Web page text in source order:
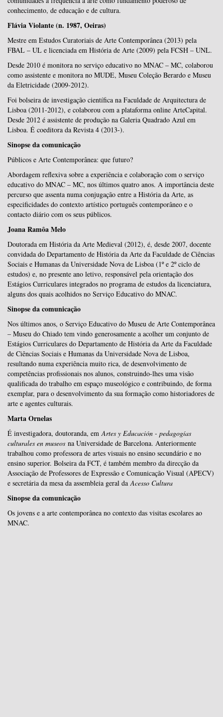
conhecimento, de educação e de cultura.
Flávia Violante (n. 1987, Oeiras)
Mestre em Estudos Curatoriais de Arte Contemporânea (2013) pela
FBAL – UL e licenciada em História de Arte (2009) pela FCSH – UNL.
Desde 2010 é monitora no serviço educativo no MNAC – MC, colaborou
como assistente e monitora no MUDE, Museu Coleção Berardo e Museu
da Eletricidade (2009-2012).
Foi bolseira de investigação científica na Faculdade de Arquitectura de
Lisboa (2011-2012), e colaborou com a plataforma online ArteCapital.
Desde 2012 é assistente de produção na Galeria Quadrado Azul em
Lisboa. É coeditora da Revista 4 (2013-).
Sinopse da comunicação
Públicos e Arte Contemporânea: que futuro?
Abordagem reflexiva sobre a experiência e colaboração com o serviço
educativo do MNAC – MC, nos últimos quatro anos. A importância deste
percurso que assenta numa conjugação entre a História da Arte, as
especificidades do contexto artístico português contemporâneo e o
contacto diário com os seus públicos.
Joana Ramôa Melo
Doutorada em História da Arte Medieval (2012), é, desde 2007, docente
convidada do Departamento de História da Arte da Faculdade de Ciências
Sociais e Humanas da Universidade Nova de Lisboa (1º e 2º ciclo de
estudos) e, no presente ano letivo, responsável pela orientação dos
Estágios Curriculares integrados no programa de estudos da licenciatura,
alguns dos quais acolhidos no Serviço Educativo do MNAC.
Sinopse da comunicação
Nos últimos anos, o Serviço Educativo do Museu de Arte Contemporânea
– Museu do Chiado tem vindo generosamente a acolher um conjunto de
Estágios Curriculares do Departamento de História da Arte da Faculdade
de Ciências Sociais e Humanas da Universidade Nova de Lisboa,
resultando numa experiência muito rica, de desenvolvimento de
competências profissionais nos alunos, construindo-lhes uma visão
qualificada do trabalho em espaço museológico e contribuindo, de forma
exemplar, para o desenvolvimento da sua formação como historiadores de
arte e agentes culturais.
Marta Ornelas
É investigadora, doutoranda, em Artes y Educación - pedagogías
culturales en museos na Universidade de Barcelona. Anteriormente
trabalhou como professora de artes visuais no ensino secundário e no
ensino superior. Bolseira da FCT, é também membro da direcção da
Associação de Professores de Expressão e Comunicação Visual (APECV)
e secretária da mesa da assembleia geral da Acesso Cultura
Sinopse da comunicação
Os jovens e a arte contemporânea no contexto das visitas escolares ao
MNAC.